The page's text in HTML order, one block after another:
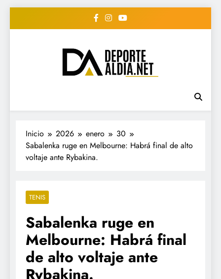
• DEPORTE AL DIA •
"Periodico Deportivo
Digital"
#deportealdiard #deportealdiaperiodico
Inicio 2026 enero
30
Sabalenka ruge en Melbourne: Habrá final de alto
voltaje ante Rybakina.
TENIS
Sabalenka ruge en
Melbourne: Habrá final
de alto voltaje ante
Rybakina.